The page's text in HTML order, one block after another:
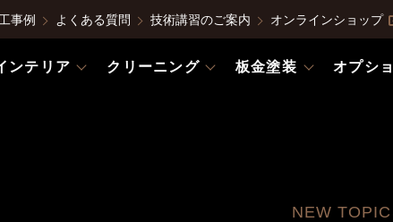
事例 よくある質問 技術講習のご案内 オンラインショップ
ンテリア クリーニング 板金塗装 オプシ
NEW